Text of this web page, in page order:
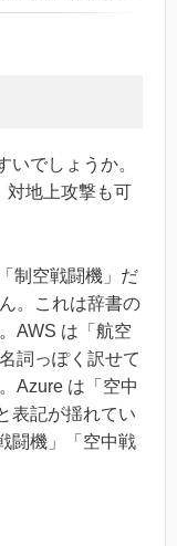
いでしょうか。
対地上攻撃も可
制空戦闘機」だ
。これは辞書の
AWS は「航空
詞っぽく訳せて
Azure は「空中
表記が揺れてい
闘機」「空中戦